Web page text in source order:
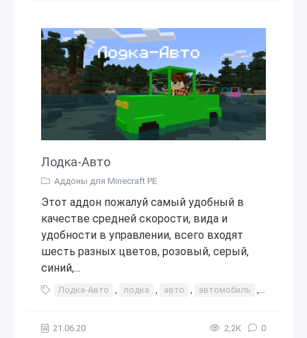
Лодка-Авто
Аддоны для Minecraft PE
Этот аддон пожалуй самый удобный в
качестве средней скорости, вида и
удобности в управлении, всего входят
шесть разных цветов, розовый, серый,
синий,...
Лодка-Авто , лодка , авто , автомобиль ,
21.06.20 2,2К 0